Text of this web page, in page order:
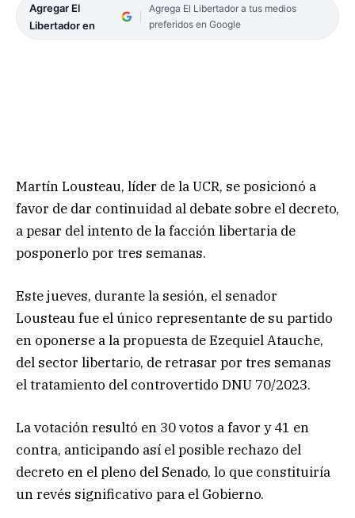
Agregar El
Libertador en
Agrega El Libertador a tus medios
preferidos en Google
Martín Lousteau, líder de la UCR, se posicionó a
favor de dar continuidad al debate sobre el decreto,
a pesar del intento de la facción libertaria de
posponerlo por tres semanas.
Este jueves, durante la sesión, el senador
Lousteau fue el único representante de su partido
en oponerse a la propuesta de Ezequiel Atauche,
del sector libertario, de retrasar por tres semanas
el tratamiento del controvertido DNU 70/2023.
La votación resultó en 30 votos a favor y 41 en
contra, anticipando así el posible rechazo del
decreto en el pleno del Senado, lo que constituiría
un revés significativo para el Gobierno.